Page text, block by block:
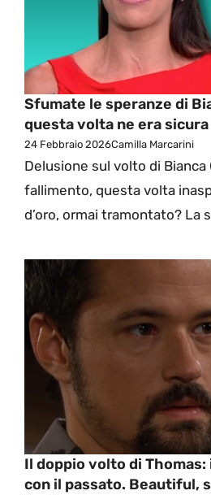
Sfumate le speranze di
questa volta ne era sicura
24 Febbraio 2026Camilla Marcarini
Delusione sul volto di Bianca
fallimento, questa volta
d’oro, ormai tramontato? La
Il doppio volto di
con il passato. Beautiful,